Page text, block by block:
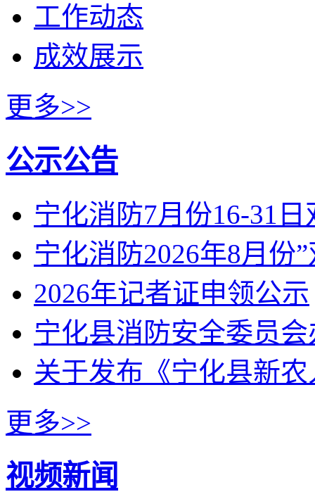
工作动态
成效展示
更多>>
公示公告
宁化消防7月份16-31
宁化消防2026年8月份
2026年记者证申领公示
宁化县消防安全委员
关于发布《宁化县新
更多>>
视频新闻